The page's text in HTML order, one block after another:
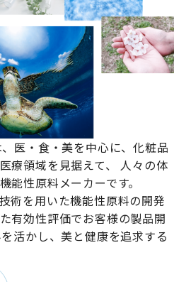
医・食・美を中心に、化粧品
療領域を見据えて、
人々の体
能性原料メーカーです。
術を用いた機能性原料の開発
有効性評価でお客様の製品開
活かし、美と健康を追求する